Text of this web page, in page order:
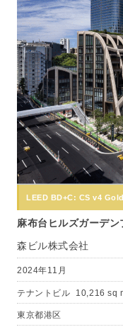
LEED BD+C: CS v4 Gold
麻布台ヒルズガーデン
森ビル株式会社
2024年11月
テナントビル 10,216 sq
東京都港区